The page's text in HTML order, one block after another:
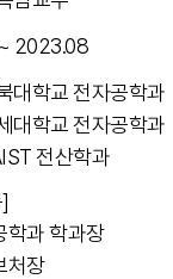
2023.08
대학교 전자공학과
대학교 전자공학과
전산학과
학과 학과장
처장